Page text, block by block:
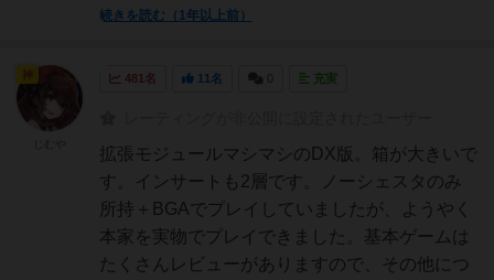
続きを読む（1年以上前）
481名 11名 充実
拡張モジュールマシマシのDX版。箱が大きいで
す。インサートも2層です。ノーシェスタのみ
所持＋BGAでプレイしていましたが、ようやく
本家を実物でプレイできました。基本ゲームは
たくさんレビューがありますので、その他につ
神